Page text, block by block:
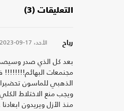
التعليقات (3)
رياح الأحد، 17-09-2023
بعد كل الذي صدر
مجنمعات البهائم!!!!!!!!
الذهبي للماسون تحضيرا
ويجب منع الاختلاط الكلي
منذ الأزل ويريدون